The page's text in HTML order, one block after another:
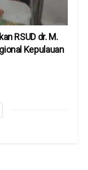
RSUD dr. M.
Kepulauan